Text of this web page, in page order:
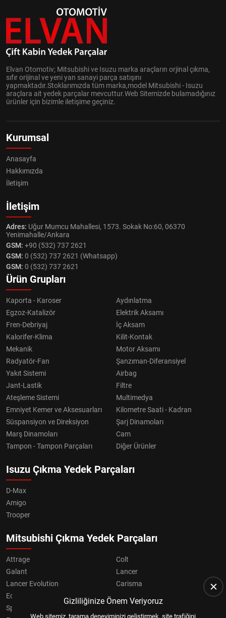
Elvan Otomotiv; Mitsubishi ve Isuzu marka araçların orjinal çıkma,
sıfır orijinal ve yeni yan sanayi parça satışını
yapmaktadır.Stoklarımızda tüm marka,model Mitsubishi - Isuzu
araçlara ait yedek parçalar mevcuttur.Web Sitemizde bulamadığınız
ürünler için bizimle iletişime geçiniz.
Kurumsal
Anasayfa
Hakkımızda
İletişim
İletişim
Adres: Uğur Mumcu Mahallesi, 1573. Sokak No:60, 06370
Yenimahalle/Ankara
GSM: +90 (532) 737 2621
GSM: 0 (532) 737 2621 (Whatsapp)
GSM: 0 (532) 737 2621
Ürün Grupları
Kaporta - Karoser
Aydınlatma
Egzoz-Katalizör
Elektrik Aksamı
Fren-Debriyaj
İç Aksam
Kalorifer-Klima
Kilit-Kontak
Mekanik
Motor Aksamı
Radyatör-Fan
Şanzıman-Diferansiyel
Yakıt Sistemi
Airbag
Jant-Lastik
Filtre
Ateşleme Sistemi
Multimedya
Emniyet Kemer ve Aksesuarları
Kilometre Saati - Kadran
Süspansiyon ve Direksiyon
Şarj Dinamoları
Marş Dinamoları
Cam
Tampon - Tampon Parçaları
Diğer Ürünler
Isuzu Çıkma Yedek Parçaları
D-Max
Amigo
Trooper
Mitsubishi Çıkma Yedek Parçaları
Attrage
Colt
Galant
Lancer
Lancer Evolution
Carisma
Eclipse
Grandis
Space Star
Gizliliğinize Önem Veriyoruz
Web sitemiz, tarama deneyiminizi geliştirmek, site trafiğini